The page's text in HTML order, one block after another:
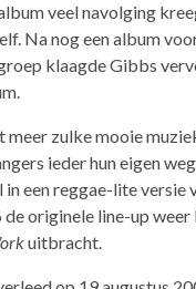
veel navolging
Na nog een album
klaagde Gibbs
zulke mooie
ieder hun eigen
een reggae-lite versie
originele line-up
uitbracht.